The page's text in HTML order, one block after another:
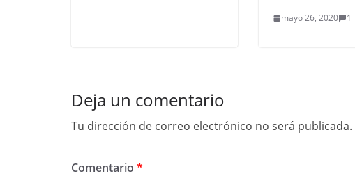
mayo 26, 2020 1
Deja un comentario
Tu dirección de correo electrónico no será publicada.
Comentario *